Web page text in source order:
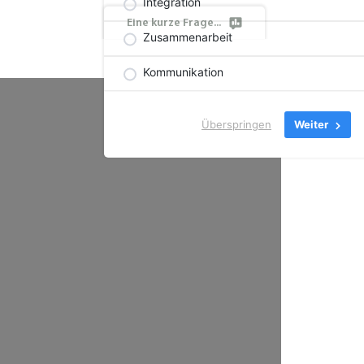
Eine kurze Frage...
Zusammenarbeit
Kommunikation
Überspringen Weiter